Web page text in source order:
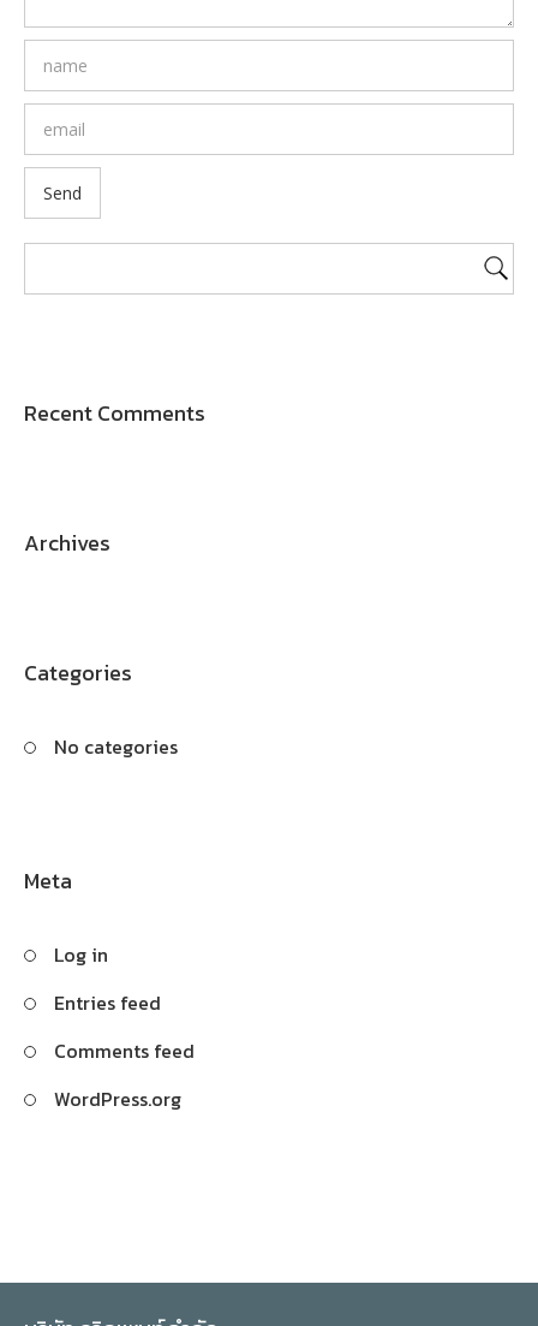
Recent Comments
Archives
Categories
No categories
Meta
Log in
Entries feed
Comments feed
WordPress.org